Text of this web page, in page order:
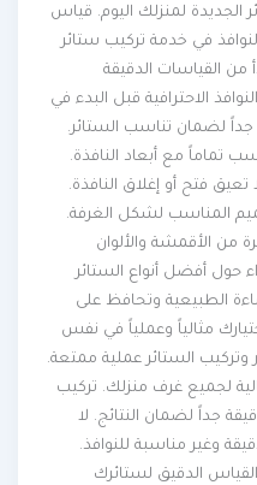
الجديدة لمنزلك اليوم. قياس
في خدمة تركيب ستائر
القياسات الدقيقة
الاحترافية قبل البدء في
لضمان تناسب الستائر.
مع أبعاد النافذة.
فتح أو إغلاق النافذة.
المناسب لشكل الغرفة.
الأقمشة والألوان
أفضل أنواع الستائر
الطبيعية وتحافظ على
مثالياً وعملياً في نفس
الستائر عملية ممتعة.
لجميع غرف منزلك. تركيب
لضمان النتائج. لا
وغير مناسبة للنوافذ.
القياس الدقيق لستائرك